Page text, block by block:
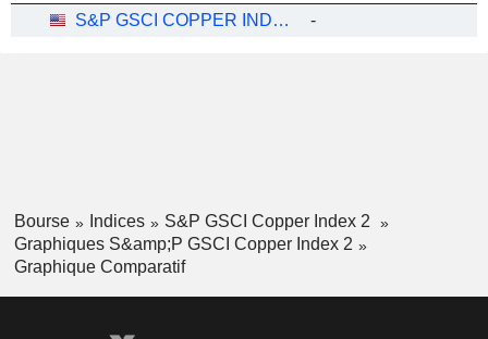
S&P GSCI COPPER INDEX 2 -
Bourse Indices
S&P GSCI Copper Index 2
Graphiques S&amp;P GSCI Copper Index 2
Graphique Comparatif